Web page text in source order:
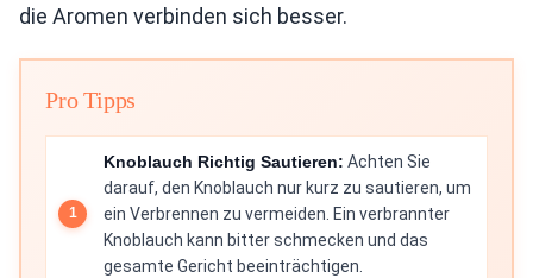
die Aromen verbinden sich besser.
Pro Tipps
Knoblauch Richtig Sautieren: Achten Sie
darauf, den Knoblauch nur kurz zu sautieren, um
ein Verbrennen zu vermeiden. Ein verbrannter
Knoblauch kann bitter schmecken und das
gesamte Gericht beeinträchtigen.